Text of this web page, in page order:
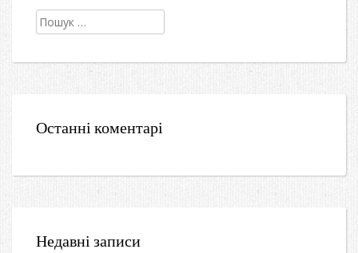
Пошук:
Останні коментарі
Недавні записи